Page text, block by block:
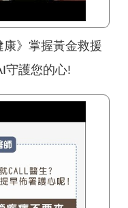
康》掌握黃金救援
守護您的心!